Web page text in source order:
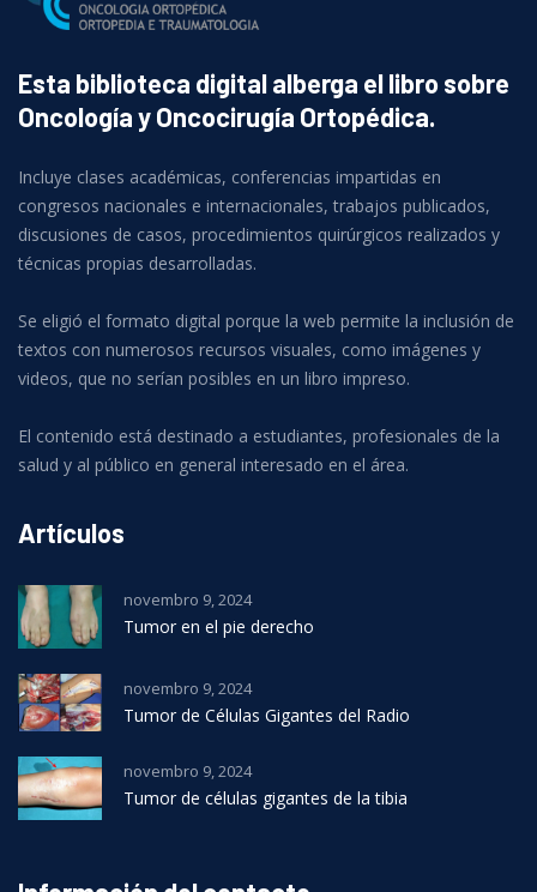
Esta biblioteca digital alberga el libro sobre
Oncología y Oncocirugía Ortopédica.
Incluye clases académicas, conferencias impartidas en
congresos nacionales e internacionales, trabajos publicados,
discusiones de casos, procedimientos quirúrgicos realizados y
técnicas propias desarrolladas.
Se eligió el formato digital porque la web permite la inclusión de
textos con numerosos recursos visuales, como imágenes y
videos, que no serían posibles en un libro impreso.
El contenido está destinado a estudiantes, profesionales de la
salud y al público en general interesado en el área.
Artículos
novembro 9, 2024
Tumor en el pie derecho
novembro 9, 2024
Tumor de Células Gigantes del Radio
novembro 9, 2024
Tumor de células gigantes de la tibia